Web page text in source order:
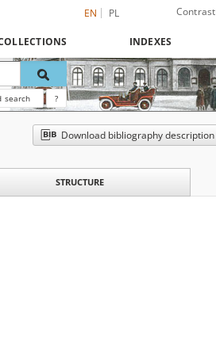
EN PL Contrast
INDEXES
search ?
Download bibliography description
STRUCTURE